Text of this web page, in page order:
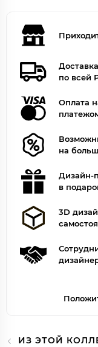
Доставка
по всей
Оплата
на
Дизайн-
в
3D
ИЗ ЭТОЙ